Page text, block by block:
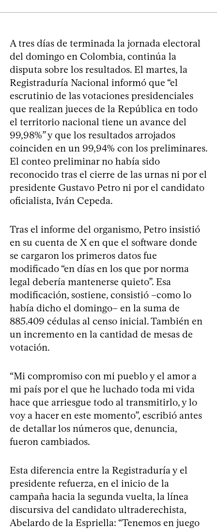
A tres días de terminada la jornada electoral
del domingo en Colombia, continúa la
disputa sobre los resultados. El martes, la
Registraduría Nacional informó que “el
escrutinio de las votaciones presidenciales
que realizan jueces de la República en todo
el territorio nacional tiene un avance del
99,98%” y que los resultados arrojados
coinciden en un 99,94% con los preliminares.
El conteo preliminar no había sido
reconocido tras el cierre de las urnas ni por el
presidente Gustavo Petro ni por el candidato
oficialista, Iván Cepeda.
Tras el informe del organismo, Petro insistió
en su cuenta de X en que el software donde
se cargaron los primeros datos fue
modificado “en días en los que por norma
legal debería mantenerse quieto”. Esa
modificación, sostiene, consistió –como lo
había dicho el domingo– en la suma de
885.409 cédulas al censo inicial. También en
un incremento en la cantidad de mesas de
votación.
“Mi compromiso con mi pueblo y el amor a
mi país por el que he luchado toda mi vida
hace que arriesgue todo al transmitirlo, y lo
voy a hacer en este momento”, escribió antes
de detallar los números que, denuncia,
fueron cambiados.
Esta diferencia entre la Registraduría y el
presidente refuerza, en el inicio de la
campaña hacia la segunda vuelta, la línea
discursiva del candidato ultraderechista,
Abelardo de la Espriella: “Tenemos en juego